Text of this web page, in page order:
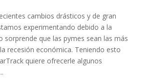
cambios drásticos y de gran
experimentando debido a la
sorprende que las pymes sean las más
recesión económica. Teniendo esto
quiere ofrecerle algunos